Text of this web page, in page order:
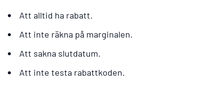
Att alltid ha rabatt.
Att inte räkna på marginalen.
Att sakna slutdatum.
Att inte testa rabattkoden.